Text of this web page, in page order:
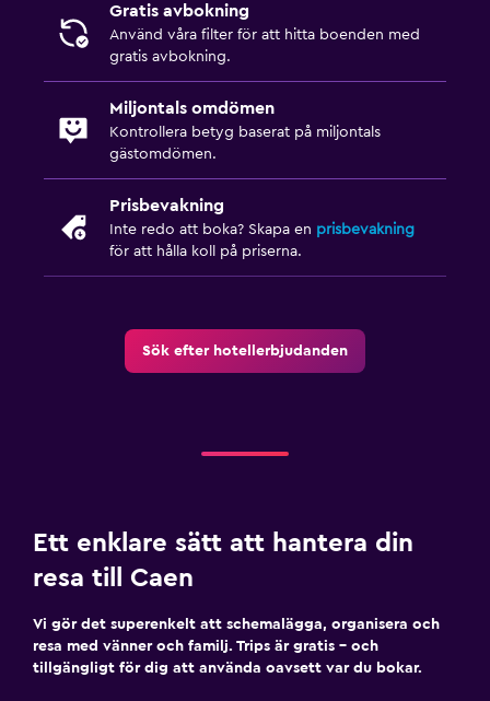
Arbetsyta
Fax/kopieringsmöjligheter
Saker att göra
Sällskapsspel/pussel
Gratis avbokning
Använd våra filter för att hitta boenden med
gratis avbokning.
Miljontals omdömen
Kontrollera betyg baserat på miljontals
gästomdömen.
Prisbevakning
Inte redo att boka? Skapa en prisbevakning
för att hålla koll på priserna.
Sök efter hotellerbjudanden
Ett enklare sätt att hantera din
resa till Caen
Vi gör det superenkelt att schemalägga, organisera och
resa med vänner och familj. Trips är gratis – och
tillgängligt för dig att använda oavsett var du bokar.